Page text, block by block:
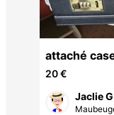
attaché
20 €
Jaclie G